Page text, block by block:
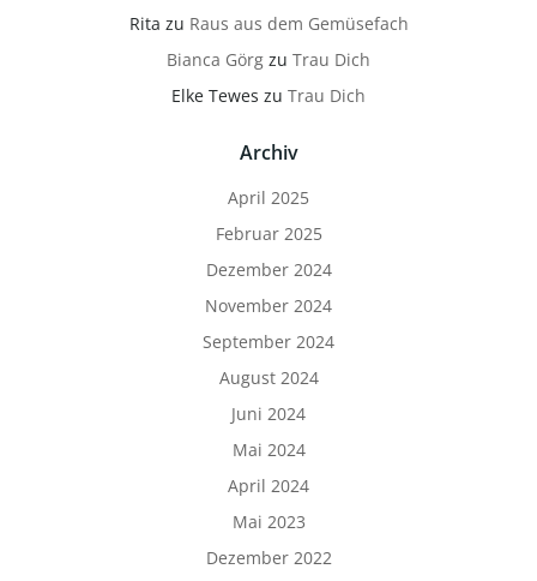
Rita zu Raus aus dem Gemüsefach
Bianca Görg zu Trau Dich
Elke Tewes zu Trau Dich
Archiv
April 2025
Februar 2025
Dezember 2024
November 2024
September 2024
August 2024
Juni 2024
Mai 2024
April 2024
Mai 2023
Dezember 2022